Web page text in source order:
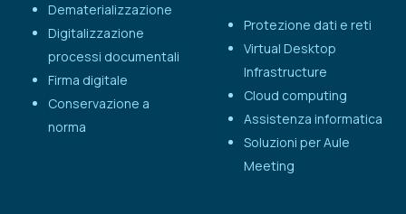
Dematerializzazione
Digitalizzazione
processi documentali
Firma digitale
Conservazione a
norma
Protezione dati e reti
Virtual Desktop
Infrastructure
Cloud computing
Assistenza informatica
Soluzioni per Aule
Meeting